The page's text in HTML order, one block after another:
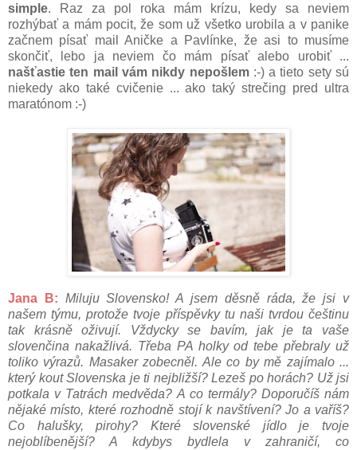
simple. Raz za pol roka mám krízu, kedy sa neviem
rozhýbať a mám pocit, že som už všetko urobila a v panike
začnem písať mail Aničke a Pavlínke, že asi to musíme
skončiť, lebo ja neviem čo mám písať alebo urobiť ...
našťastie ten mail vám nikdy nepošlem:-) a tieto sety sú
niekedy ako také cvičenie ... ako taký strečing pred ultra
maratónom :-)
Jana B: Miluju Slovensko! A jsem děsně ráda, že jsi v
našem týmu, protože tvoje příspěvky tu naši tvrdou češtinu
tak krásně oživují. Vždycky se bavím, jak je ta vaše
slovenčina nakažlivá. Třeba PA holky od tebe přebraly už
toliko výrazů. Masaker zobecněl. Ale co by mě zajímalo ...
který kout Slovenska je ti nejbližší? Lezeš po horách? Už jsi
potkala v Tatrách medvěda? A co termály? Doporučíš nám
nějaké místo, které rozhodně stojí k navštívení? Jo a vaříš?
Co halušky, pirohy? Které slovenské jídlo je tvoje
nejoblíbenější? A kdybys bydlela v zahraničí, co